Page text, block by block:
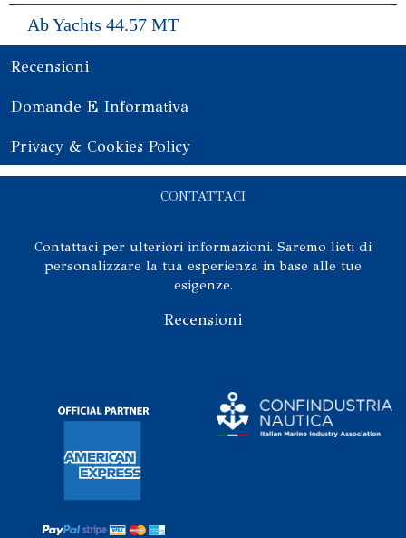
Ab Yachts 44.57 MT
Recensioni
Domande E Informativa
Privacy & Cookies Policy
CONTATTACI
Contattaci per ulteriori informazioni. Saremo lieti di
personalizzare la tua esperienza in base alle tue
esigenze.
Recensioni